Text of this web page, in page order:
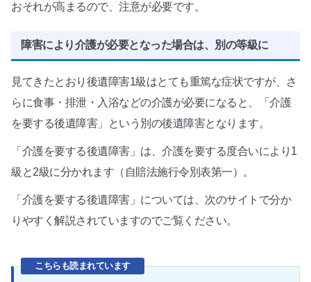
おそれが高まるので、注意が必要です。
障害により介護が必要となった場合は、別の等級に
見てきたとおり後遺障害1級はとても重篤な症状ですが、さ
らに食事・排泄・入浴などの介護が必要になると、「介護
を要する後遺障害」という別の後遺障害となります。
「介護を要する後遺障害」は、介護を要する度合いにより1
級と2級に分かれます（自賠法施行令別表第一）。
「介護を要する後遺障害」については、次のサイトで分か
りやすく解説されていますのでご覧ください。
こちらも読まれています